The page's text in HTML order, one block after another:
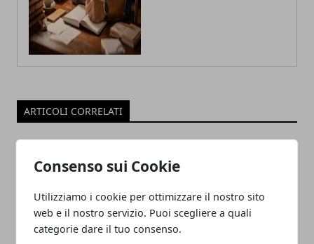
Consenso sui Cookie
Utilizziamo i cookie per ottimizzare il nostro sito
web e il nostro servizio. Puoi scegliere a quali
categorie dare il tuo consenso.
ARTICOLI CORRELATI